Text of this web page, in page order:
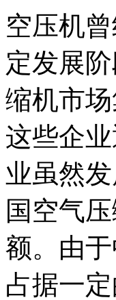
空压机
定发展
缩机市
这些企
业虽然
国空气
额。由
占据一